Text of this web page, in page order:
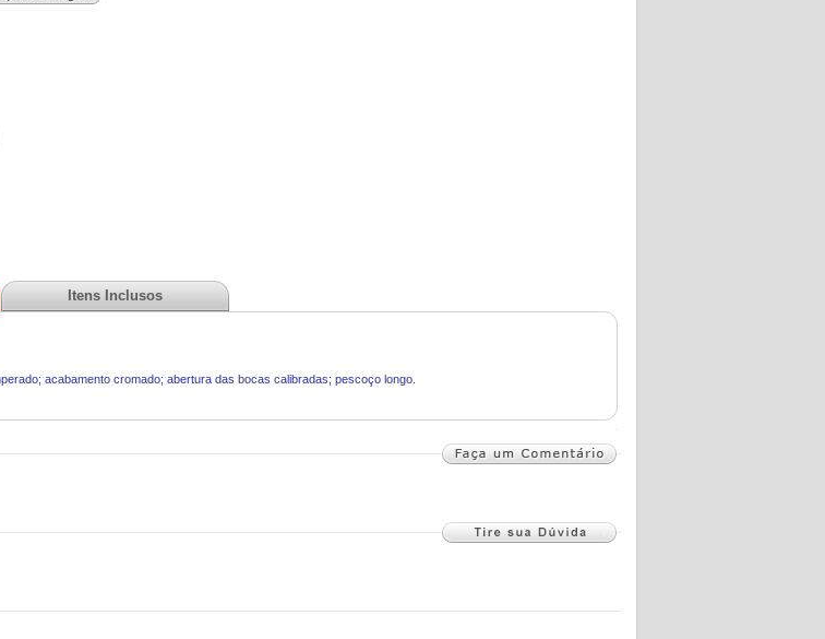
Itens Inclusos
acabamento cromado; abertura das bocas calibradas; pescoço longo.